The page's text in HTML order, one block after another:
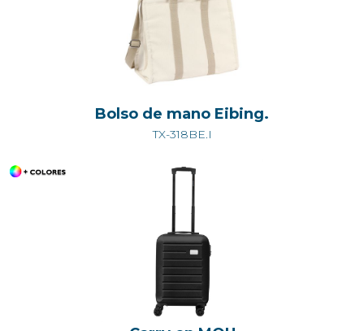
Bolso de mano Eibing.
TX-318BE.I